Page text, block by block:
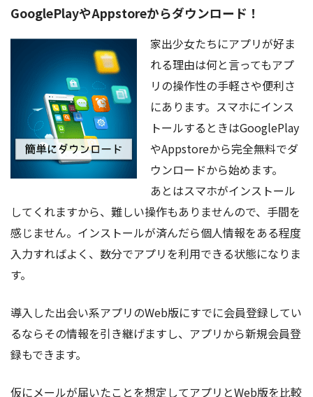
GooglePlayやAppstoreからダウンロード！
家出少女たちにアプリが好ま
れる理由は何と言ってもアプ
リの操作性の手軽さや便利さ
にあります。スマホにインス
トールするときはGooglePlay
やAppstoreから完全無料でダ
ウンロードから始めます。
あとはスマホがインストール
してくれますから、難しい操作もありませんので、手間を
感じません。インストールが済んだら個人情報をある程度
入力すればよく、数分でアプリを利用できる状態になりま
す。
導入した出会い系アプリのWeb版にすでに会員登録してい
るならその情報を引き継げますし、アプリから新規会員登
録もできます。
仮にメールが届いたことを想定してアプリとWeb版を比較